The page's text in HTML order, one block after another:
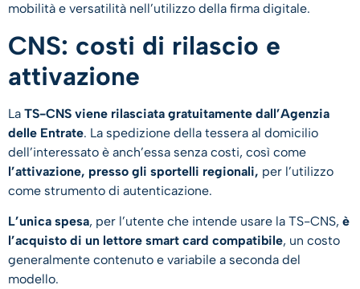
mobilità e versatilità nell’utilizzo della firma digitale.
CNS: costi di rilascio e
attivazione
La TS-CNS viene rilasciata gratuitamente dall’Agenzia
delle Entrate. La spedizione della tessera al domicilio
dell’interessato è anch’essa senza costi, così come
l’attivazione, presso gli sportelli regionali, per l’utilizzo
come strumento di autenticazione.
L’unica spesa, per l’utente che intende usare la TS-CNS, è
l’acquisto di un lettore smart card compatibile, un costo
generalmente contenuto e variabile a seconda del
modello.